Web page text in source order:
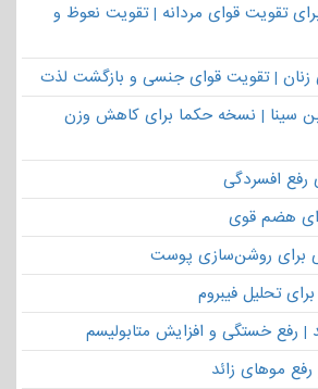
تقویت قوای مردانه | تقویت نعوظ و
زنان | تقویت قوای جنسی و بازگشت لذت
سینا | نسخه حکما برای کاهش وزن
رفع افسردگی
هضم قوی
برای روشن‌سازی پوست
تحلیل فیبروم
| رفع خستگی و افزایش متابولیسم
موهای زائد